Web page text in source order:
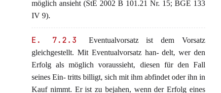
möglich ansieht (StE 2002 B 101.21 Nr. 15; BGE 133
IV 9).
E. 7.2.3
Eventualvorsatz ist dem Vorsatz
gleichgestellt. Mit Eventualvorsatz han- delt, wer den
Erfolg als möglich voraussieht, diesen für den Fall
seines Ein- tritts billigt, sich mit ihm abfindet oder ihn in
Kauf nimmt. Er ist zu bejahen, wenn der Erfolg eines